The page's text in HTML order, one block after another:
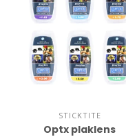
STICKTITE
Optx plaklens